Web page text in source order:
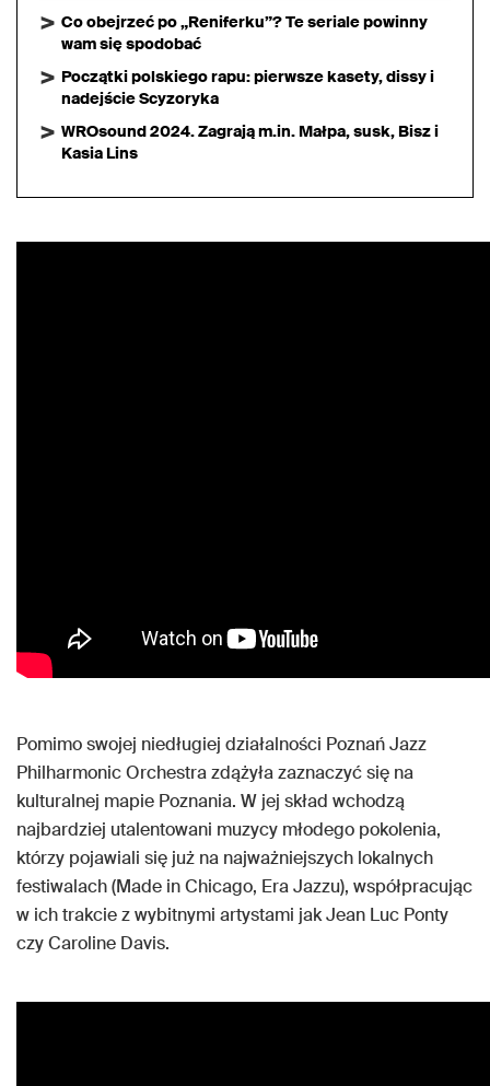
Co obejrzeć po „Reniferku”? Te seriale powinny
wam się spodobać
Początki polskiego rapu: pierwsze kasety, dissy i
nadejście Scyzoryka
WROsound 2024. Zagrają m.in. Małpa, susk, Bisz i
Kasia Lins
Pomimo swojej niedługiej działalności Poznań Jazz
Philharmonic Orchestra zdążyła zaznaczyć się na
kulturalnej mapie Poznania. W jej skład wchodzą
najbardziej utalentowani muzycy młodego pokolenia,
którzy pojawiali się już na najważniejszych lokalnych
festiwalach (Made in Chicago, Era Jazzu), współpracując
w ich trakcie z wybitnymi artystami jak Jean Luc Ponty
czy Caroline Davis.